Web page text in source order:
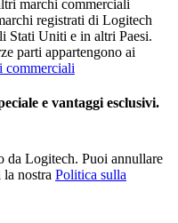
marchi commerciali
registrati di Logitech
Stati Uniti e in altri Paesi.
parti appartengono ai
commerciali
e vantaggi esclusivi.
da Logitech. Puoi annullare
nostra Politica sulla